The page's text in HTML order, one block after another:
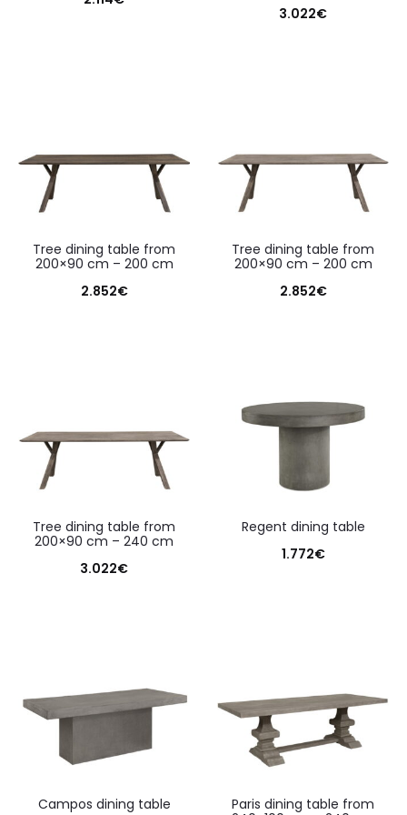
3.022€
tree dining table from
200×90 cm – 200 cm
2.852€
tree dining table from
200×90 cm – 200 cm
2.852€
tree dining table from
200×90 cm – 240 cm
3.022€
regent dining table
1.772€
campos dining table
paris dining table from